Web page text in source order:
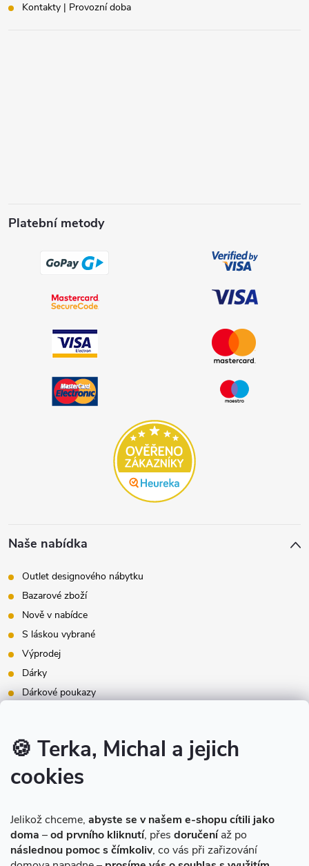
🍪 Terka, Michal a jejich
cookies
Jelikož chceme, abyste se v našem e-shopu cítili jako
doma –od prvního kliknutí, přes doručeníaž po
následnou pomoc s čímkoliv, co vás při zařizování
Kontakty | Provozní doba
Platební metody
Naše nabídka
Outlet designového nábytku
Bazarové zboží
Nově v nabídce
S láskou vybrané
Výprodej
Dárky
Dárkové poukazy
Instagram